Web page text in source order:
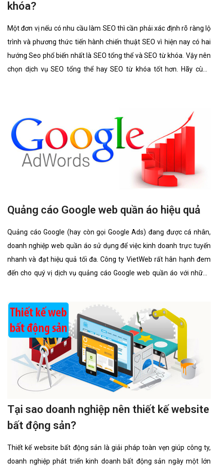
khóa?
Một đơn vị nếu có nhu cầu làm SEO thì cần phải xác định rõ ràng lộ
trình và phương thức tiến hành chiến thuật SEO vì hiện nay có hai
hướng Seo phổ biến nhất là SEO tổng thể và SEO từ khóa. Vậy nên
chọn dịch vụ SEO tổng thể hay SEO từ khóa tốt hơn. Hãy cùng
Quảng cáo Google web quần áo hiệu quả
Quảng cáo Google (hay còn gọi Google Ads) đang được cá nhân,
doanh nghiệp web quần áo sử dụng để việc kinh doanh trực tuyến
nhanh và đạt hiệu quả tối đa. Công ty VietWeb rất hân hạnh đem
đến cho quý vị dịch vụ quảng cáo Google web quần áo với những
Tại sao doanh nghiệp nên thiết kế website
bất động sản?
Thiết kế website bất động sản là giải pháp toàn vẹn giúp công ty,
doanh nghiệp phát triển kinh doanh bất động sản ngày một lớn